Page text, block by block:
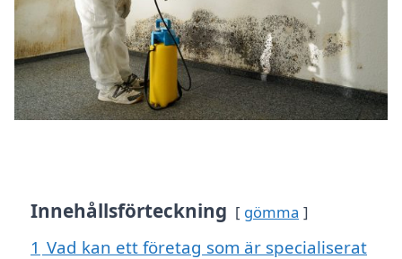
Innehållsförteckning gömma
1 Vad kan ett företag som är specialiserat